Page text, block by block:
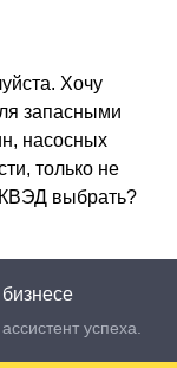
Хочу
запасными
насосных
только не
выбрать?
успеха.